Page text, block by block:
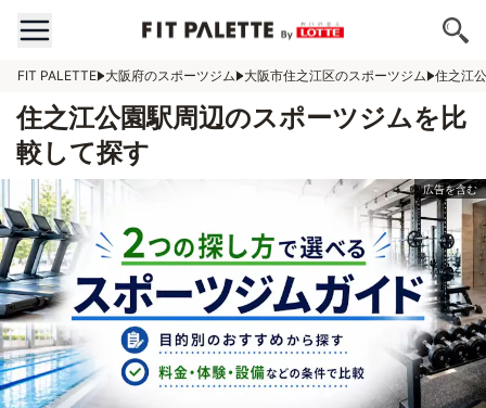
FIT PALETTE 大阪府のスポーツジム 大阪市住之江区のスポーツジム 住之江
住之江公園駅周辺のスポーツジムを比
較して探す